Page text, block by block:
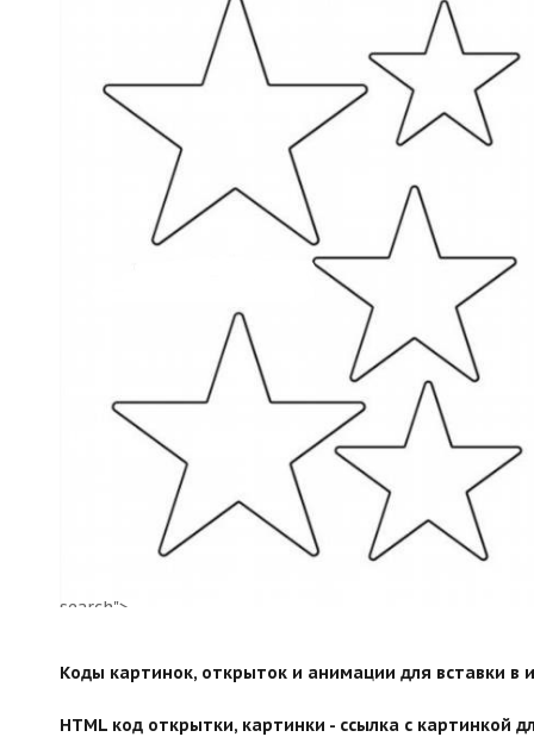
search">
Коды картинок, открыток и анимации для вставки в
HTML код открытки, картинки - ссылка с картинкой